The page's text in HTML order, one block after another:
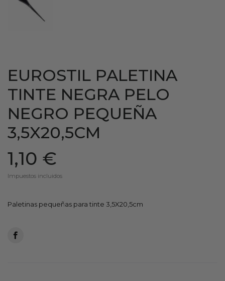
EUROSTIL PALETINA
TINTE NEGRA PELO
NEGRO PEQUEÑA
3,5X20,5CM
1,10 €
Impuestos incluidos
Paletinas pequeñas para tinte 3,5X20,5cm